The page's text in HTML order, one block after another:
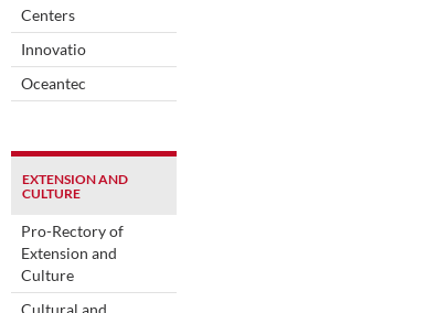
Centers
Innovatio
Oceantec
EXTENSION AND
CULTURE
Pro-Rectory of
Extension and
Culture
Cultural and